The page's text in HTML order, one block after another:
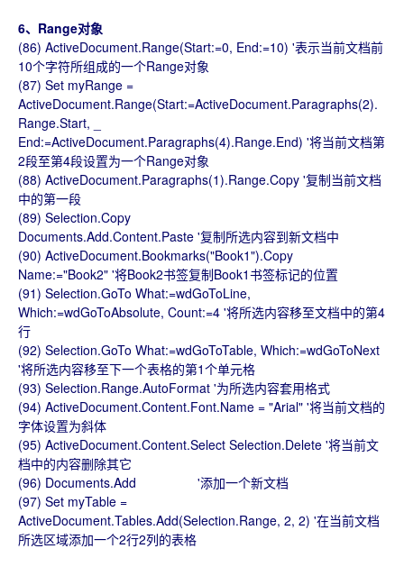
6、Range对象
(86) ActiveDocument.Range(Start:=0, End:=10) '表示当前文档前
10个字符所组成的一个Range对象
(87) Set myRange =
ActiveDocument.Range(Start:=ActiveDocument.Paragraphs(2).
Range.Start, _
End:=ActiveDocument.Paragraphs(4).Range.End) '将当前文档第
2段至第4段设置为一个Range对象
(88) ActiveDocument.Paragraphs(1).Range.Copy '复制当前文档
中的第一段
(89) Selection.Copy
Documents.Add.Content.Paste '复制所选内容到新文档中
(90) ActiveDocument.Bookmarks("Book1").Copy
Name:="Book2" '将Book2书签复制Book1书签标记的位置
(91) Selection.GoTo What:=wdGoToLine,
Which:=wdGoToAbsolute, Count:=4 '将所选内容移至文档中的第4
行
(92) Selection.GoTo What:=wdGoToTable, Which:=wdGoToNext
'将所选内容移至下一个表格的第1个单元格
(93) Selection.Range.AutoFormat '为所选内容套用格式
(94) ActiveDocument.Content.Font.Name = "Arial" '将当前文档的
字体设置为斜体
(95) ActiveDocument.Content.Select Selection.Delete '将当前文
档中的内容删除其它
(96) Documents.Add '添加一个新文档
(97) Set myTable =
ActiveDocument.Tables.Add(Selection.Range, 2, 2) '在当前文档
所选区域添加一个2行2列的表格